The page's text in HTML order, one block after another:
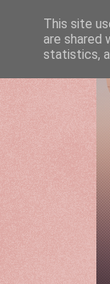
This site
are shared
statistics,